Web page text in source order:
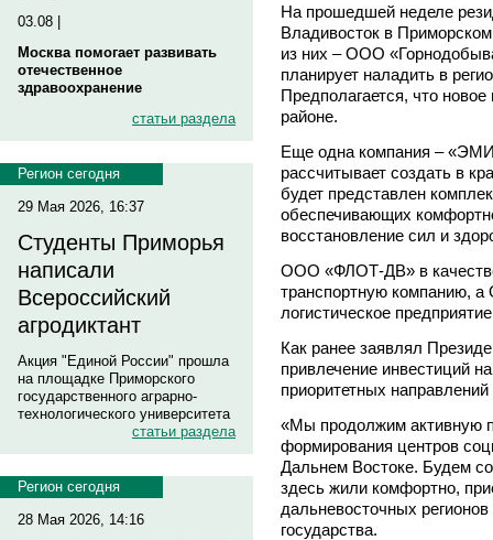
03.08 |
Москва помогает развивать
отечественное
здравоохранение
статьи раздела
Регион сегодня
29 Мая 2026, 16:37
Студенты Приморья
написали
Всероссийский
агродиктант
Акция "Единой России" прошла
на площадке Приморского
государственного аграрно-
технологического университета
статьи раздела
Регион сегодня
28 Мая 2026, 14:16
На прошедшей неделе
Владивосток в
из них – ООО
планирует наладить в
Предполагается, что
районе.
Еще одна компания –
рассчитывает создать в
будет представлен
обеспечивающих
восстановление сил и
ООО «ФЛОТ-ДВ» в качестве
транспортную компанию,
логистическое
Как ранее заявлял
привлечение инвестиций
приоритетных
«Мы продолжим активную
формирования центров
Дальнем Востоке. Будем
здесь жили комфортно,
дальневосточных
государства.